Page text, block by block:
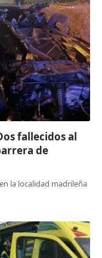
fallecidos al
de
la localidad madrileña